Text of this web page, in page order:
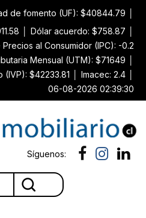
de fomento (UF): $40844.79
Dólar acuerdo: $758.87
al Consumidor (IPC): -0.2
Mensual (UTM): $71649
$42233.81
Imacec: 2.4
06-08-2026 02:39:30
Síguenos: